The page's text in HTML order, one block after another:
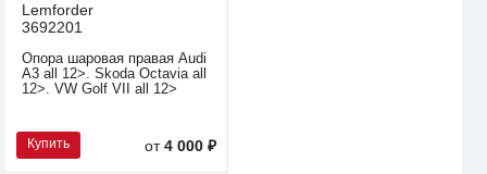
Lemforder
3692201
Опора шаровая правая Audi
A3 all 12>. Skoda Octavia all
12>. VW Golf VII all 12>
Купить от4 000 ₽